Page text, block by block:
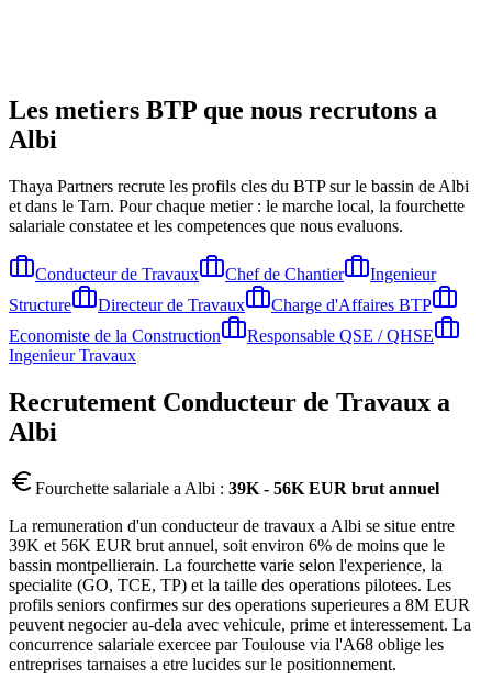
Les metiers BTP que nous recrutons a
Albi
Thaya Partners recrute les profils cles du BTP sur le bassin de Albi
et dans le Tarn. Pour chaque metier : le marche local, la fourchette
salariale constatee et les competences que nous evaluons.
Conducteur de Travaux Chef de Chantier
Ingenieur
Structure
Directeur de Travaux
Charge d'Affaires BTP
Economiste de la Construction
Responsable QSE / QHSE
Ingenieur Travaux
Recrutement Conducteur de Travaux a
Albi
Fourchette salariale aAlbi : 39K - 56K EUR brut annuel
La remuneration d'un conducteur de travaux a Albi se situe entre
39K et 56K EUR brut annuel, soit environ 6% de moins que le
bassin montpellierain. La fourchette varie selon l'experience, la
specialite (GO, TCE, TP) et la taille des operations pilotees. Les
profils seniors confirmes sur des operations superieures a 8M EUR
peuvent negocier au-dela avec vehicule, prime et interessement. La
concurrence salariale exercee par Toulouse via l'A68 oblige les
entreprises tarnaises a etre lucides sur le positionnement.